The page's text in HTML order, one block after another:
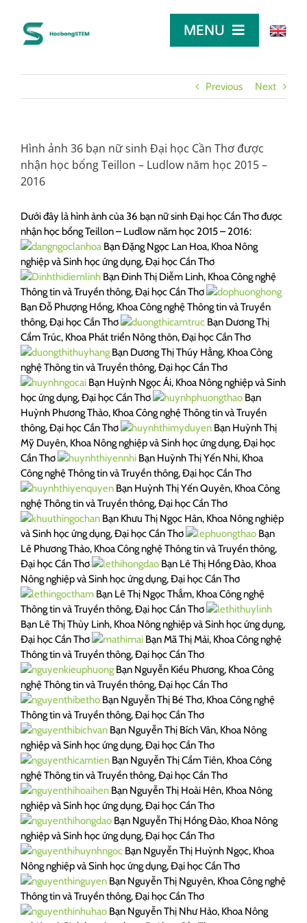
content
MENU
LỜI KHUYÊN
DÀNH CHO NHÀ TÀI TRỢ
Previous Next
Hình ảnh 36 bạn nữ sinh Đại học Cần Thơ được
nhận học bổng Teillon – Ludlow năm học 2015 –
2016
Dưới đây là hình ảnh của 36 bạn nữ sinh Đại học Cần Thơ được
nhận học bổng Teillon – Ludlow năm học 2015 – 2016:
Bạn Đặng Ngọc Lan Hoa, Khoa Nông
nghiệp và Sinh học ứng dụng, Đại học Cần Thơ
Bạn Đinh Thị Diễm Linh, Khoa Công nghệ
Thông tin và Truyền thông, Đại học Cần Thơ
Bạn Đỗ Phượng Hồng, Khoa Công nghệ Thông tin và Truyền
thông, Đại học Cần Thơ
Bạn Dương Thị
Cẩm Trúc, Khoa Phát triển Nông thôn, Đại học Cần Thơ
Bạn Dương Thị Thúy Hằng, Khoa Công
nghệ Thông tin và Truyền thông, Đại học Cần Thơ
Bạn Huỳnh Ngọc Ái, Khoa Nông nghiệp và Sinh
học ứng dụng, Đại học Cần Thơ
Bạn
Huỳnh Phương Thảo, Khoa Công nghệ Thông tin và Truyền
thông, Đại học Cần Thơ
Bạn Huỳnh Thị
Mỹ Duyên, Khoa Nông nghiệp và Sinh học ứng dụng, Đại học
Cần Thơ
Bạn Huỳnh Thị Yến Nhi, Khoa
Công nghệ Thông tin và Truyền thông, Đại học Cần Thơ
Bạn Huỳnh Thị Yến Quyên, Khoa Công
nghệ Thông tin và Truyền thông, Đại học Cần Thơ
Bạn Khưu Thị Ngọc Hân, Khoa Nông nghiệp
và Sinh học ứng dụng, Đại học Cần Thơ
Bạn
Lê Phương Thảo, Khoa Công nghệ Thông tin và Truyền thông,
Đại học Cần Thơ
Bạn Lê Thị Hồng Đào, Khoa
Nông nghiệp và Sinh học ứng dụng, Đại học Cần Thơ
Bạn Lê Thị Ngọc Thắm, Khoa Công nghệ
Thông tin và Truyền thông, Đại học Cần Thơ
Bạn Lê Thị Thùy Linh, Khoa Nông nghiệp và Sinh học ứng dụng,
Đại học Cần Thơ
Bạn Mã Thị Mải, Khoa Công nghệ
Thông tin và Truyền thông, Đại học Cần Thơ
Bạn Nguyễn Kiều Phương, Khoa Công
nghệ Thông tin và Truyền thông, Đại học Cần Thơ
Bạn Nguyễn Thị Bé Thơ, Khoa Công nghệ
Thông tin và Truyền thông, Đại học Cần Thơ
Bạn Nguyễn Thị Bích Vân, Khoa Nông
nghiệp và Sinh học ứng dụng, Đại học Cần Thơ
Bạn Nguyễn Thị Cẩm Tiên, Khoa Công
nghệ Thông tin và Truyền thông, Đại học Cần Thơ
Bạn Nguyễn Thị Hoài Hên, Khoa Nông
nghiệp và Sinh học ứng dụng, Đại học Cần Thơ
Bạn Nguyễn Thị Hồng Đào, Khoa Nông
nghiệp và Sinh học ứng dụng, Đại học Cần Thơ
Bạn Nguyễn Thị Huỳnh Ngọc, Khoa
Nông nghiệp và Sinh học ứng dụng, Đại học Cần Thơ
Bạn Nguyễn Thị Nguyên, Khoa Công nghệ
Thông tin và Truyền thông, Đại học Cần Thơ
Bạn Nguyễn Thị Như Hảo, Khoa Nông